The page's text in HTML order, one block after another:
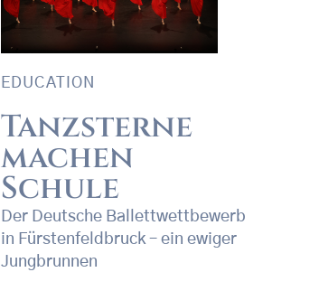
EDUCATION
Tanzsterne
machen
Schule
Der Deutsche Ballettwettbewerb
in Fürstenfeldbruck – ein ewiger
Jungbrunnen